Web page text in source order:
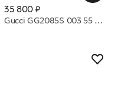
35 800 ₽
Gucci GG2085S 003 55 очки с/з